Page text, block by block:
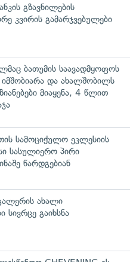
გზავნილების
კვირის გამარჯვებულები
ბათუმის საავადმყოფოს
და ახალშობილს
მიაყენა, 4 წლით
სამოციქულო ეკლესიის
სასულიერო პირი
წარდგებიან
ახალი
გაიხსნა